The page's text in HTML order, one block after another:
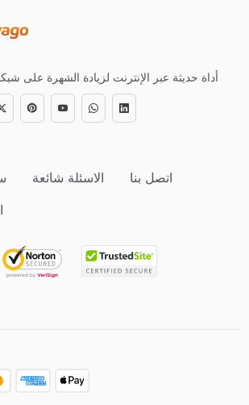
أداة حديثة عبر الإنترنت لزيادة الشهرة على
الاسئلة شائعة
اتصل بنا